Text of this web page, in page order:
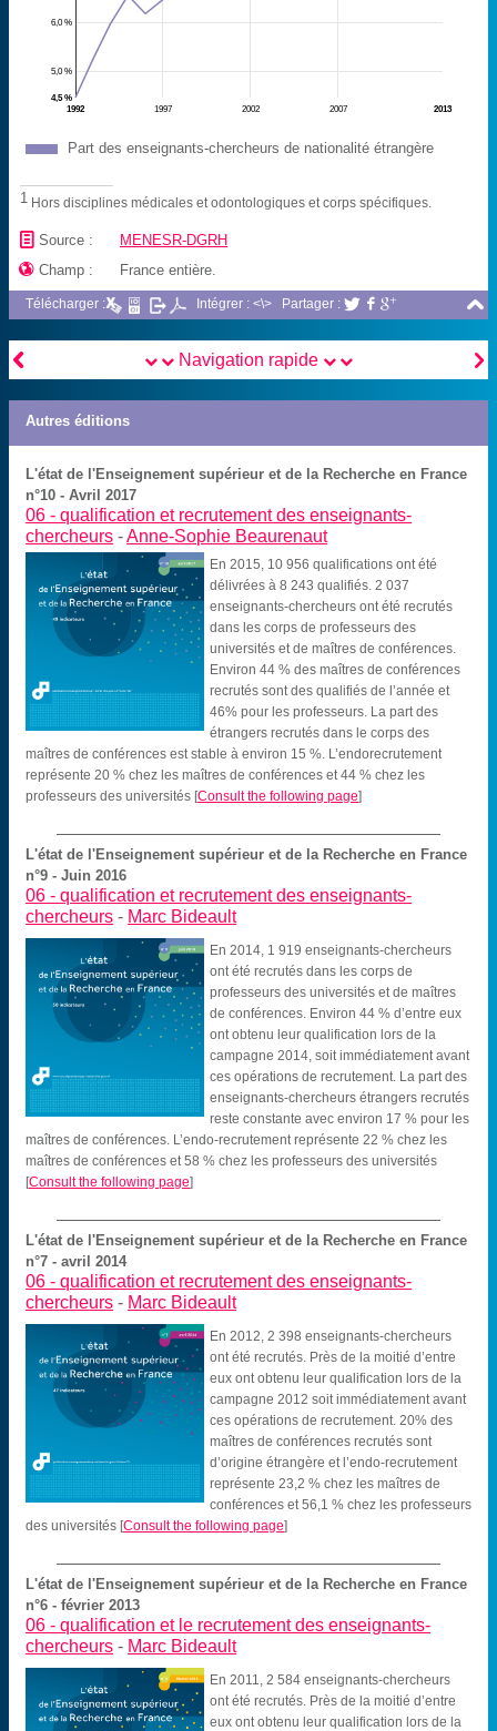
1997 2002 2007
1992 2013
5,0 %
6,0 %
4,5 %
Part des enseignants-chercheurs de nationalité étrangère
1 Hors disciplines médicales et odontologiques et corps spécifiques.
📄 Source : MENESR-DGRH
 Champ : France entière.

Télécharger : Intégrer : <\> Partager :   
 
Navigation rapide
Autres éditions
L'état de l'Enseignement supérieur et de la Recherche en France
n°10 - Avril 2017
06 -qualification et recrutement des enseignants-
chercheurs -Anne-Sophie Beaurenaut
En 2015, 10 956 qualifications ont été
délivrées à 8 243 qualifiés. 2 037
enseignants-chercheurs ont été recrutés
dans les corps de professeurs des
universités et de maîtres de conférences.
Environ 44 % des maîtres de conférences
recrutés sont des qualifiés de l’année et
46% pour les professeurs. La part des
étrangers recrutés dans le corps des
maîtres de conférences est stable à environ 15 %. L’endorecrutement
représente 20 % chez les maîtres de conférences et 44 % chez les
professeurs des universités [Consult the following page]
L'état de l'Enseignement supérieur et de la Recherche en France
n°9 - Juin 2016
06 -qualification et recrutement des enseignants-
chercheurs - Marc Bideault
En 2014, 1 919 enseignants-chercheurs
ont été recrutés dans les corps de
professeurs des universités et de maîtres
de conférences. Environ 44 % d’entre eux
ont obtenu leur qualification lors de la
campagne 2014, soit immédiatement avant
ces opérations de recrutement. La part des
enseignants-chercheurs étrangers recrutés
reste constante avec environ 17 % pour les
maîtres de conférences. L’endo-recrutement représente 22 % chez les
maîtres de conférences et 58 % chez les professeurs des universités
[Consult the following page]
L'état de l'Enseignement supérieur et de la Recherche en France
n°7 - avril 2014
06 -qualification et recrutement des enseignants-
chercheurs - Marc Bideault
En 2012, 2 398 enseignants-chercheurs
ont été recrutés. Près de la moitié d’entre
eux ont obtenu leur qualification lors de la
campagne 2012 soit immédiatement avant
ces opérations de recrutement. 20% des
maîtres de conférences recrutés sont
d’origine étrangère et l’endo-recrutement
représente 23,2 % chez les maîtres de
conférences et 56,1 % chez les professeurs
des universités [Consult the following page]
L'état de l'Enseignement supérieur et de la Recherche en France
n°6 - février 2013
06 -qualification et le recrutement des enseignants-
chercheurs - Marc Bideault
En 2011, 2 584 enseignants-chercheurs
ont été recrutés. Près de la moitié d’entre
eux ont obtenu leur qualification lors de la